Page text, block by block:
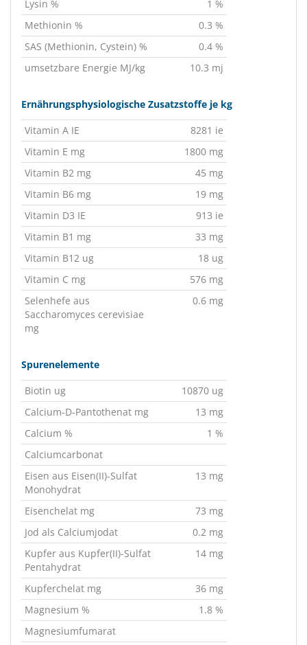
Lysin %
1 %
Methionin %
0.3 %
SAS (Methionin, Cystein) %
0.4 %
umsetzbare Energie MJ/kg
10.3 mj
Ernährungsphysiologische Zusatzstoffe je kg
Vitamin A IE
8281 ie
Vitamin E mg
1800 mg
Vitamin B2 mg
45 mg
Vitamin B6 mg
19 mg
Vitamin D3 IE
913 ie
Vitamin B1 mg
33 mg
Vitamin B12 ug
18 ug
Vitamin C mg
576 mg
Selenhefe aus
Saccharomyces cerevisiae
mg
0.6 mg
Spurenelemente
Biotin ug
10870 ug
Calcium-D-Pantothenat mg
13 mg
Calcium %
1 %
Calciumcarbonat
Eisen aus Eisen(II)-Sulfat
Monohydrat
13 mg
Eisenchelat mg
73 mg
Jod als Calciumjodat
0.2 mg
Kupfer aus Kupfer(II)-Sulfat
Pentahydrat
14 mg
Kupferchelat mg
36 mg
Magnesium %
1.8 %
Magnesiumfumarat